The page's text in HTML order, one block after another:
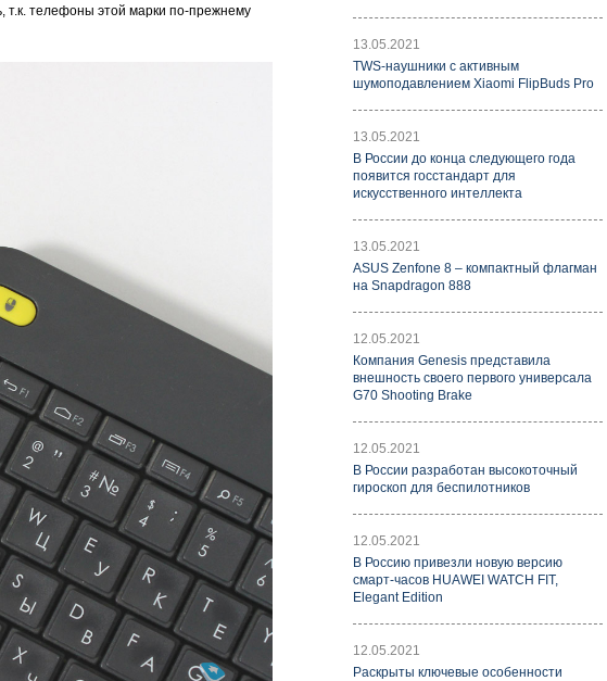
т.к. телефоны этой марки по-прежнему
13.05.2021
TWS-наушники с активным
шумоподавлением Xiaomi FlipBuds Pro
13.05.2021
В России до конца следующего года
появится госстандарт для
искусственного интеллекта
13.05.2021
ASUS Zenfone 8 – компактный флагман
на Snapdragon 888
12.05.2021
Компания Genesis представила
внешность своего первого универсала
G70 Shooting Brake
12.05.2021
В России разработан высокоточный
гироскоп для беспилотников
12.05.2021
В Россию привезли новую версию
смарт-часов HUAWEI WATCH FIT,
Elegant Edition
12.05.2021
Раскрыты ключевые особенности